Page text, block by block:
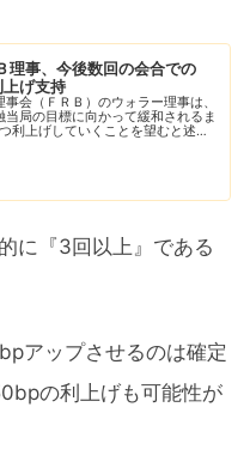
理事、今後数回の会合での
げ支持
会（ＦＲＢ）のウォラー理事は、
当局の目標に向かって緩和されるま
利上げしていくことを望むと述べ
に『3回以上』である
アップさせるのは確定
の利上げも可能性が